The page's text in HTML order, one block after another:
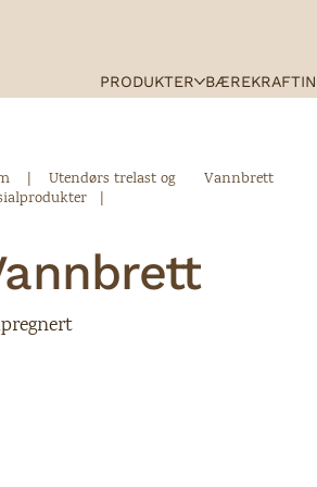
PRODUKTER BÆREKRAFT
| Utendørs trelast og
|
Vannbrett